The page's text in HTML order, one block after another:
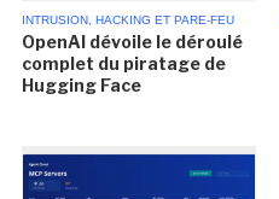
INTRUSION, HACKING ET PARE-FEU
OpenAI dévoile le déroulé
complet du piratage de
Hugging Face